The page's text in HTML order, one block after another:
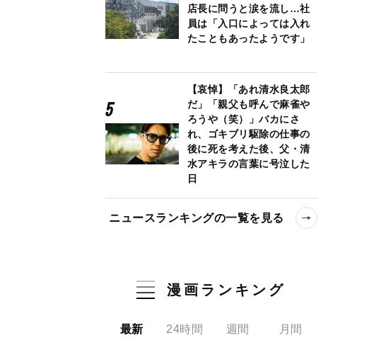
店長に問うと涙を流し…社
員は「入口によっては入れ
たこともあったようです」
【哀悼】「あれ清水良太郎
だ」「親父も呼んで麻雀や
ろうや（笑）」バカにさ
れ、ゴキブリ駆除の仕事の
後に死を考えた後、父・清
水アキラの言葉に号泣した
日
ニュースランキングの一覧を見る
漫画ランキング
最新 24時間 週間 月間